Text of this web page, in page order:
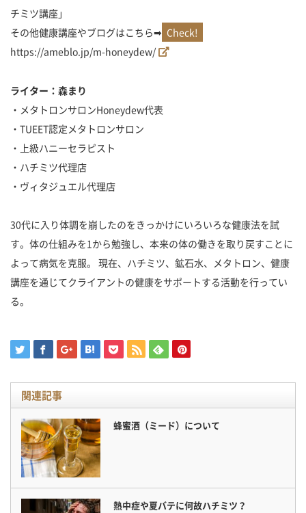
チミツ講座」
その他健康講座やブログはこちら➡
https://ameblo.jp/m-honeydew/
ライター：森まり
・メタトロンサロンHoneydew代表
・TUEET認定メタトロンサロン
・上級ハニーセラピスト
・ハチミツ代理店
・ヴィタジュエル代理店
30代に入り体調を崩したのをきっかけにいろいろな健康法を試
す。体の仕組みを1から勉強し、本来の体の働きを取り戻すことに
よって病気を克服。 現在、ハチミツ、鉱石水、メタトロン、健康
講座を通じてクライアントの健康をサポートする活動を行ってい
る。
関連記事
蜂蜜酒（ミード）について
熱中症や夏バテに何故ハチミツ？